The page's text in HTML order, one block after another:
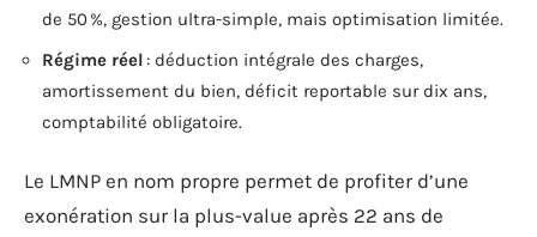
de 50 %, gestion ultra-simple, mais optimisation limitée.
Régime réel : déduction intégrale des charges,
amortissement du bien, déficit reportable sur dix ans,
comptabilité obligatoire.
Le LMNP en nom propre permet de profiter d’une
exonération sur la plus-value après 22 ans de